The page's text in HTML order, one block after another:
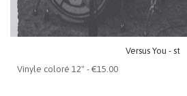
Versus You - st